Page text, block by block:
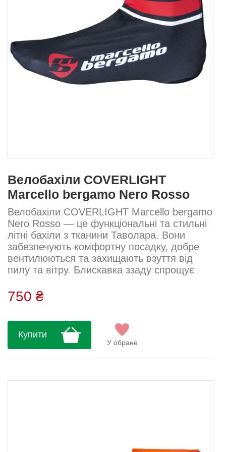
Велобахіли COVERLIGHT
Marcello bergamo Nero Rosso
Велобахіли COVERLIGHT Marcello bergamo
Nero Rosso — це функціональні та стильні
літні бахіли з тканини Таволара. Вони
забезпечують комфортну посадку, добре
вентилюються та захищають взуття від
пилу та вітру. Блискавка ззаду спрощує
Таволара Склад: 70% поліестер, 20%
поліуретан, 10% еластан Посадка: щільна
машинці на делікатному режимі при
температурі до 30 °C. Не використовувати
кондиціонери, не викручувати, не сушити в
м...
750 ₴
Купити
У обране